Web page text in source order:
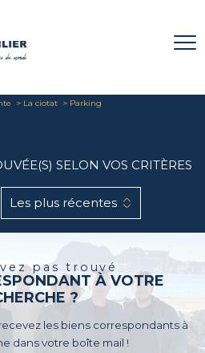
La ciotat Parking
SELON VOS CRITÈRES
Les plus récentes
pas trouvé
À VOTRE
?
les biens correspondants à
dans votre boîte mail !